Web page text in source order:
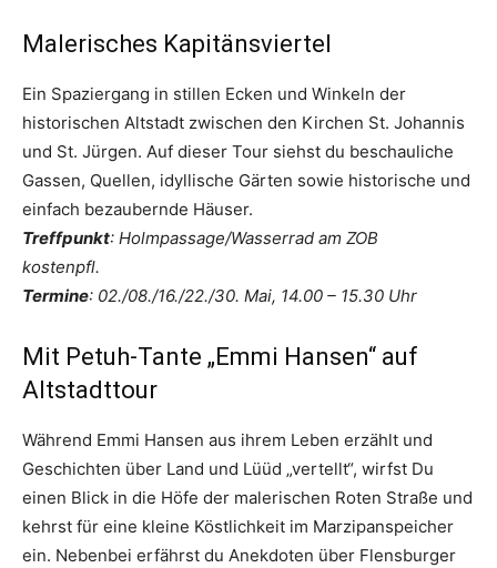
Malerisches Kapitänsviertel
Ein Spaziergang in stillen Ecken und Winkeln der
historischen Altstadt zwischen den Kirchen St. Johannis
und St. Jürgen. Auf dieser Tour siehst du beschauliche
Gassen, Quellen, idyllische Gärten sowie historische und
einfach bezaubernde Häuser.
Treffpunkt: Holmpassage/Wasserrad am ZOB
kostenpfl.
Termine: 02./08./16./22./30. Mai, 14.00 – 15.30 Uhr
Mit Petuh-Tante „Emmi Hansen“ auf
Altstadttour
Während Emmi Hansen aus ihrem Leben erzählt und
Geschichten über Land und Lüüd „vertellt“, wirfst Du
einen Blick in die Höfe der malerischen Roten Straße und
kehrst für eine kleine Köstlichkeit im Marzipanspeicher
ein. Nebenbei erfährst du Anekdoten über Flensburger